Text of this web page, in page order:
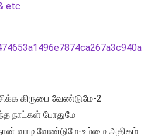
etc
கிருபை வேண்டுமே-2
நாட்கள் போதுமே
வாழ வேண்டுமே-உம்மை அதிகம்